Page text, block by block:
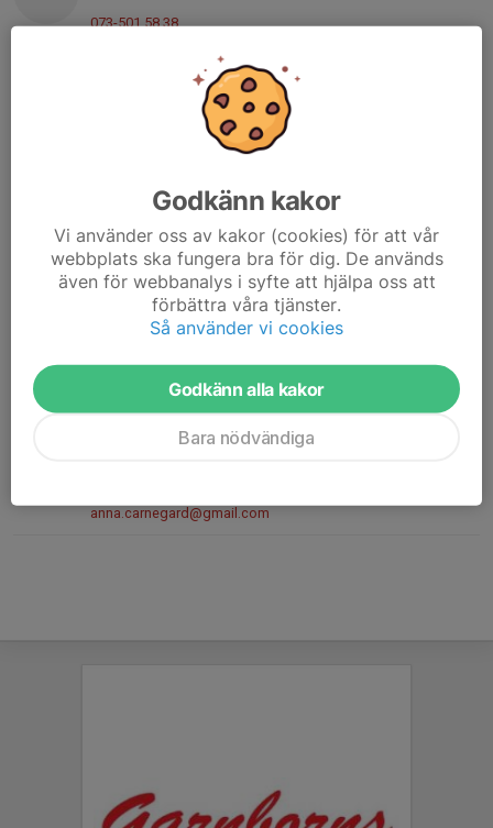
073-501 58 38
Marcus Cedergren
marcus.v.cedergren@gmail.com
Johan Carnegård
Ledare
070-857 64 15
johan.carnegard@gmail.com
Emma Hessbo
hesslehultaren@hotmail.com
Anna Carnegård
anna.carnegard@gmail.com
Godkänn kakor
Vi använder oss av kakor (cookies) för att vår
webbplats ska fungera bra för dig. De används
även för webbanalys i syfte att hjälpa oss att
förbättra våra tjänster.
Så använder vi cookies
Godkänn alla kakor
Bara nödvändiga